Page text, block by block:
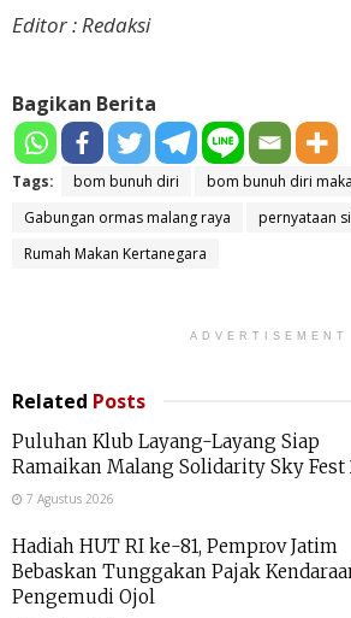
Editor : Redaksi
Bagikan Berita
Tags: bom bunuh diri
bom bunuh diri
Gabungan ormas malang raya
pernyataan
Rumah Makan Kertanegara
ADVERTISEMENT
Related Posts
Puluhan Klub Layang-Layang Siap
Ramaikan Malang Solidarity Sky Fest
7 Agustus 2026
Hadiah HUT RI ke-81, Pemprov Jatim
Bebaskan Tunggakan Pajak
Pengemudi Ojol